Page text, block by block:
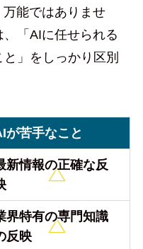
能ではありませ
「AIに任せられる
」をしっかり区別
が苦手なこと
新情報の正確な反
界特有の専門知識
反映